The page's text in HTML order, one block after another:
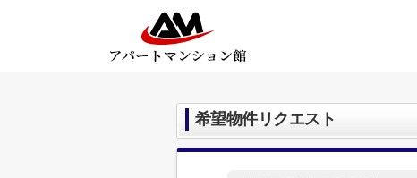
希望物件リクエスト